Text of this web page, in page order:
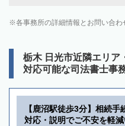
各事務所の詳細情報とお問い合
栃木 日光市近隣エリア
対応可能な司法書士事
【鹿沼駅徒歩3分】相続
対応・説明でご不安を軽